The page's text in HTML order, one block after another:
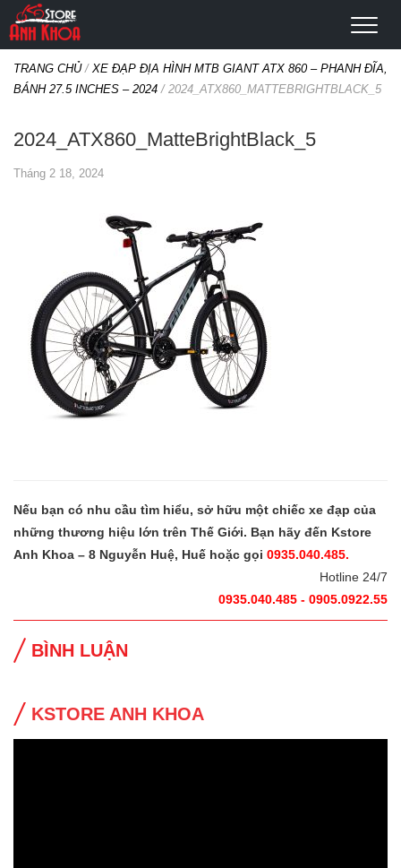
TRANG CHỦ/ XE ĐẠP ĐỊA HÌNH MTB GIANT ATX 860 – PHANH ĐĨA,
BÁNH 27.5 INCHES – 2024 / 2024_ATX860_MATTEBRIGHTBLACK_5
2024_ATX860_MatteBrightBlack_5
Tháng 2 18, 2024
Nếu bạn có nhu cầu tìm hiểu, sở hữu một chiếc xe đạp của
những thương hiệu lớn trên Thế Giới. Bạn hãy đến Kstore
Anh Khoa – 8 Nguyễn Huệ, Huế hoặc gọi 0935.040.485.
Hotline 24/7
0935.040.485 - 0905.0922.55
BÌNH LUẬN
KSTORE ANH KHOA